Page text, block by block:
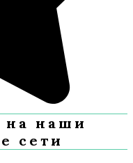
на наши
сети